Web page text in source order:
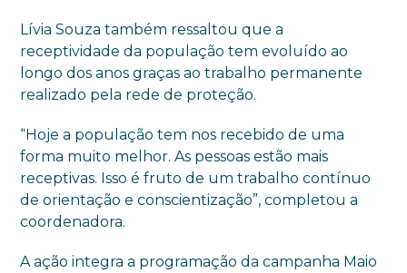
Lívia Souza também ressaltou que a
receptividade da população tem evoluído ao
longo dos anos graças ao trabalho permanente
realizado pela rede de proteção.
“Hoje a população tem nos recebido de uma
forma muito melhor. As pessoas estão mais
receptivas. Isso é fruto de um trabalho contínuo
de orientação e conscientização”, completou a
coordenadora.
A ação integra a programação da campanha Maio